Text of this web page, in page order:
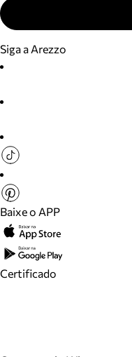
Siga a Arezzo
Baixe o APP
Certificado